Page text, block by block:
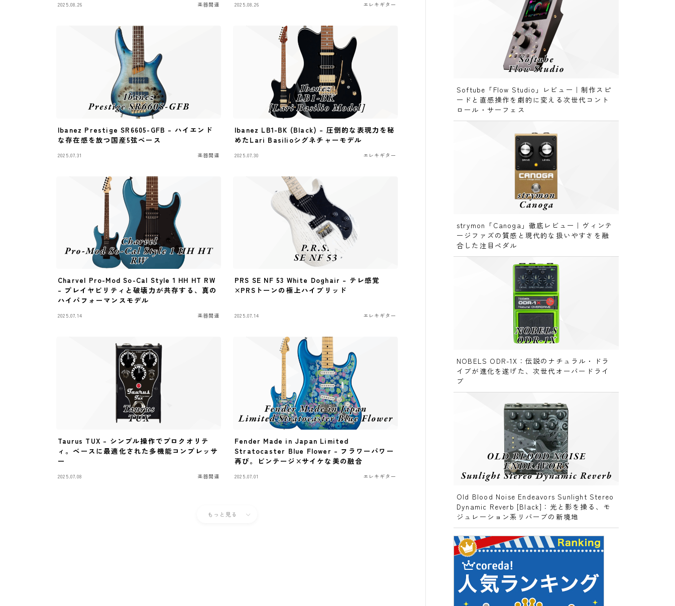
2025.08.26 楽器関連 2025.08.26 エレキギター
Ibanez Prestige SR6605-GFB – ハイエンド
な存在感を放つ国産5弦ベース
2025.07.31 楽器関連
Ibanez LB1-BK (Black) – 圧倒的な表現力を秘
めたLari Basilioシグネチャーモデル
2025.07.30 エレキギター
Charvel Pro-Mod So-Cal Style 1 HH HT RW
– プレイヤビリティと破壊力が共存する、真の
ハイパフォーマンスモデル
2025.07.14 楽器関連
PRS SE NF 53 White Doghair – テレ感覚
×PRSトーンの極上ハイブリッド
2025.07.14 エレキギター
Taurus TUX – シンプル操作でプロクオリテ
ィ。ベースに最適化された多機能コンプレッサ
ー
2025.07.08 楽器関連
Fender Made in Japan Limited
Stratocaster Blue Flower – フラワーパワー
再び。ビンテージ×サイケな美の融合
2025.07.01 エレキギター
もっと見る
Softube「Flow Studio」レビュー｜制作スピ
ードと直感操作を劇的に変える次世代コント
ロール・サーフェス
strymon「Canoga」徹底レビュー｜ヴィンテ
ージファズの質感と現代的な扱いやすさを融
合した注目ペダル
NOBELS ODR-1X：伝説のナチュラル・ドラ
イブが進化を遂げた、次世代オーバードライ
ブ
Old Blood Noise Endeavors Sunlight Stereo
Dynamic Reverb [Black]：光と影を操る、モ
ジュレーション系リバーブの新境地